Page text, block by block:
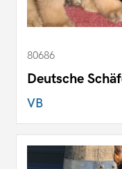
80686
Deutsche
VB